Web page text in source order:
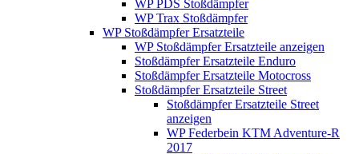
WP PDS Stoßdämpfer
WP Trax Stoßdämpfer
WP Stoßdämpfer Ersatzteile
WP Stoßdämpfer Ersatzteile anzeigen
Stoßdämpfer Ersatzteile Enduro
Stoßdämpfer Ersatzteile Motocross
Stoßdämpfer Ersatzteile Street
Stoßdämpfer Ersatzteile Street
anzeigen
WP Federbein KTM Adventure-R
2017